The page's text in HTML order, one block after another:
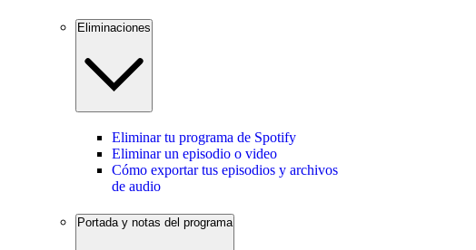
Eliminaciones
Eliminar tu programa de Spotify
Eliminar un episodio o video
Cómo exportar tus episodios y archivos
de audio
Portada y notas del programa